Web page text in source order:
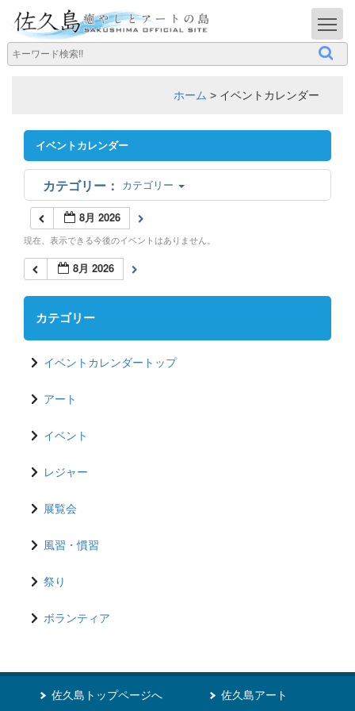
ホーム > イベントカレンダー
イベントカレンダー
カテゴリー
8月 2026
現在、表示できる今後のイベントはありません。
8月 2026
カテゴリー
イベントカレンダートップ
アート
イベント
レジャー
展覧会
風習・慣習
祭り
ボランティア
佐久島トップページへ 佐久島アート